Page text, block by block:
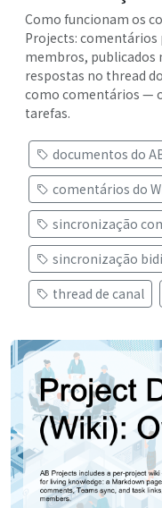
Como funcionam os
Projects: comentários
membros, publicados
respostas no thread
como comentários —
tarefas.
documentos do
comentários do
sincronização
sincronização
thread de canal